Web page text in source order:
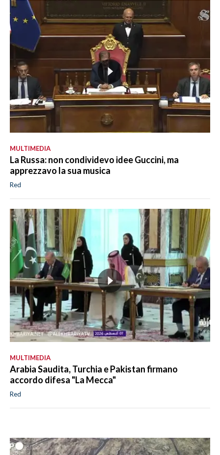
MULTIMEDIA
La Russa: non condividevo idee Guccini, ma
apprezzavo la sua musica
Red
MULTIMEDIA
Arabia Saudita, Turchia e Pakistan firmano
accordo difesa "La Mecca"
Red